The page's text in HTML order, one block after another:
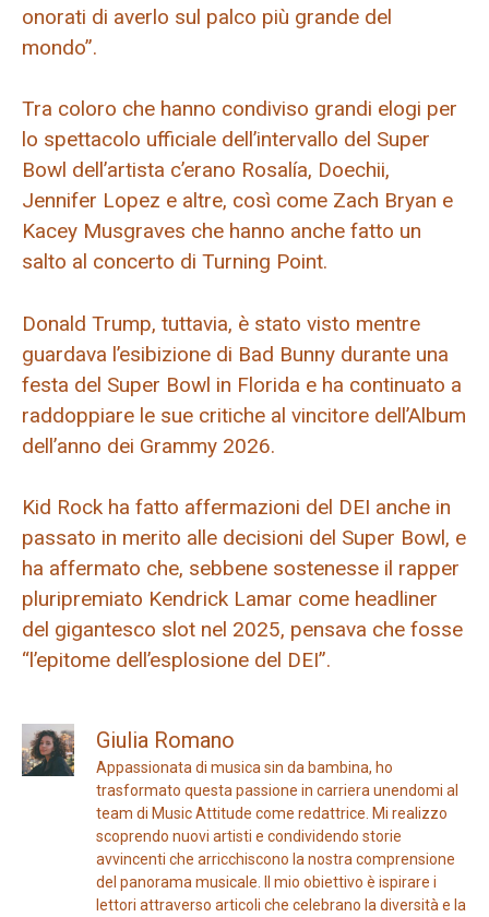
onorati di averlo sul palco più grande del
mondo”.
Tra coloro che hanno condiviso grandi elogi per
lo spettacolo ufficiale dell’intervallo del Super
Bowl dell’artista c’erano Rosalía, Doechii,
Jennifer Lopez e altre, così come Zach Bryan e
Kacey Musgraves che hanno anche fatto un
salto al concerto di Turning Point.
Donald Trump, tuttavia, è stato visto mentre
guardava l’esibizione di Bad Bunny durante una
festa del Super Bowl in Florida e ha continuato a
raddoppiare le sue critiche al vincitore dell’Album
dell’anno dei Grammy 2026.
Kid Rock ha fatto affermazioni del DEI anche in
passato in merito alle decisioni del Super Bowl, e
ha affermato che, sebbene sostenesse il rapper
pluripremiato Kendrick Lamar come headliner
del gigantesco slot nel 2025, pensava che fosse
“l’epitome dell’esplosione del DEI”.
Giulia Romano
Appassionata di musica sin da bambina, ho
trasformato questa passione in carriera unendomi al
team di Music Attitude come redattrice. Mi realizzo
scoprendo nuovi artisti e condividendo storie
avvincenti che arricchiscono la nostra comprensione
del panorama musicale. Il mio obiettivo è ispirare i
lettori attraverso articoli che celebrano la diversità e la